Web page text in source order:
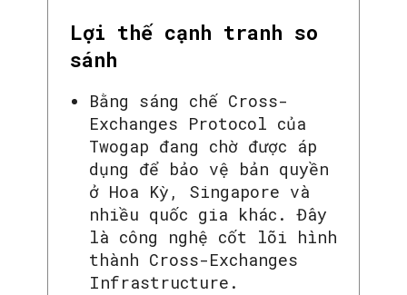
Lợi thế cạnh tranh so
sánh
Bằng sáng chế Cross-
Exchanges Protocol của
Twogap đang chờ được áp
dụng để bảo vệ bản quyền
ở Hoa Kỳ, Singapore và
nhiều quốc gia khác. Đây
là công nghệ cốt lõi hình
thành Cross-Exchanges
Infrastructure.